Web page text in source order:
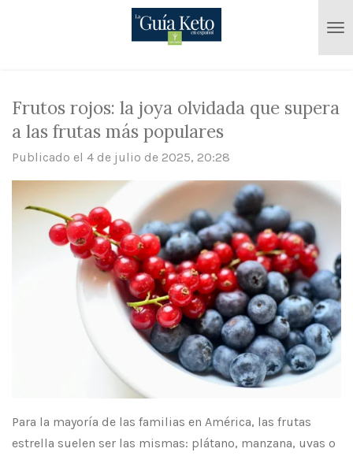
Frutos rojos: la joya olvidada que supera
a las frutas más populares
Publicado el 4 de julio de 2025, 20:28
Para la mayoría de las familias en América, las frutas
estrella suelen ser las mismas: plátano, manzana, uvas o